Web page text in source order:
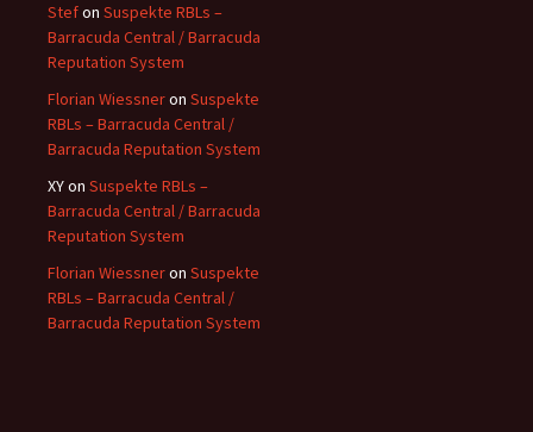
Stefon Suspekte RBLs –
Barracuda Central / Barracuda
Reputation System
Florian Wiessneron Suspekte
RBLs – Barracuda Central /
Barracuda Reputation System
XYon Suspekte RBLs –
Barracuda Central / Barracuda
Reputation System
Florian Wiessneron Suspekte
RBLs – Barracuda Central /
Barracuda Reputation System